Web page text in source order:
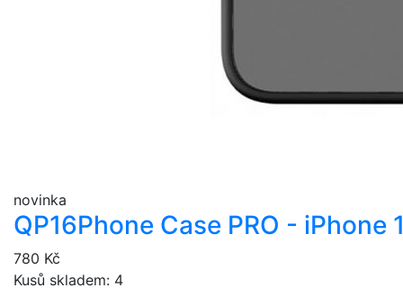
novinka
QP16Phone Case PRO - iPhone
780 Kč
Kusů skladem: 4